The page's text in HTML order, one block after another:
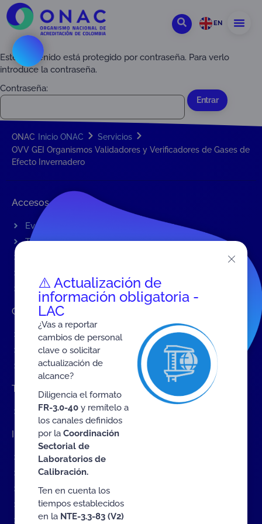
EN
Este contenido está protegido por contraseña. Para verlo
introduce la contraseña.
Contraseña:
ONAC Inicio ONAC
Servicios
OVV GEI Organismos Validadores y Verificadores de Gases de
Efecto Invernadero
Accesos rápidos
Eventos
Tarifas MIT
Documentos
Contratación de Bienes y Servicios
Contratación de bienes y servicios
Procesos en curso
Contratos vigentes
Trabaje con nosotros
Convocatoria a cargos internos
Interactúa con ONAC
Formulario de contacto
Quejas sobre ONAC
Quejas sobre un OEC
Formulario de apelación
Encuesta nuevos servicios
⚠️ Actualización de
información obligatoria -
LAC
¿Vas a reportar
cambios de personal
clave o solicitar
actualización de
alcance?
Diligencia el formato
FR-3.0-40y remítelo a
los canales definidos
por la Coordinación
Sectorial de
Laboratorios de
Calibración.
Ten en cuenta los
tiempos establecidos
en la NTE-3.3-83 (V2)